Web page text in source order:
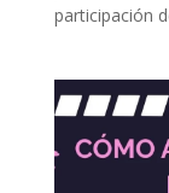
participación